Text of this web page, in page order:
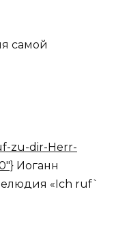
самой
zu-dir-Herr-
Иоганн
«Ich ruf`